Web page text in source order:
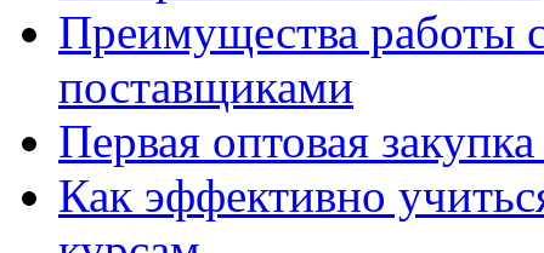
Преимущества работы
поставщиками
Первая оптовая
Как эффективно